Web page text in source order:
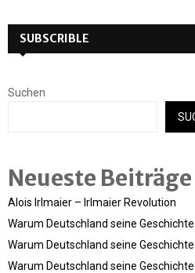
SUBSCRIBLE
Suchen
Neueste Beiträge
Alois Irlmaier – Irlmaier Revolution
Warum Deutschland seine
Warum Deutschland seine
Warum Deutschland seine